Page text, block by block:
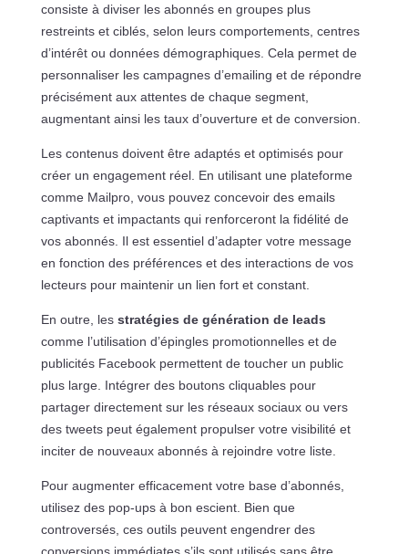
consiste à diviser les abonnés en groupes plus
restreints et ciblés, selon leurs comportements, centres
d’intérêt ou données démographiques. Cela permet de
personnaliser les campagnes d’emailing et de répondre
précisément aux attentes de chaque segment,
augmentant ainsi les taux d’ouverture et de conversion.
Les contenus doivent être adaptés et optimisés pour
créer un engagement réel. En utilisant une plateforme
comme Mailpro, vous pouvez concevoir des emails
captivants et impactants qui renforceront la fidélité de
vos abonnés. Il est essentiel d’adapter votre message
en fonction des préférences et des interactions de vos
lecteurs pour maintenir un lien fort et constant.
En outre, les stratégies de génération de leads
comme l’utilisation d’épingles promotionnelles et de
publicités Facebook permettent de toucher un public
plus large. Intégrer des boutons cliquables pour
partager directement sur les réseaux sociaux ou vers
des tweets peut également propulser votre visibilité et
inciter de nouveaux abonnés à rejoindre votre liste.
Pour augmenter efficacement votre base d’abonnés,
utilisez des pop-ups à bon escient. Bien que
controversés, ces outils peuvent engendrer des
conversions immédiates s’ils sont utilisés sans être